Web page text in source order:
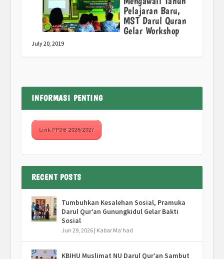
Pelajaran Baru,
MST Darul Quran
Gelar Workshop
July 20, 2019
INFORMASI PENTING
Link PPDB 2026/2027
RECENT POSTS
Tumbuhkan Kesalehan Sosial, Pramuka
Darul Qur’an Gunungkidul Gelar Bakti
Sosial
Jun 29, 2026| Kabar Ma'had
KBIHU Muslimat NU Darul Qur’an Sambut